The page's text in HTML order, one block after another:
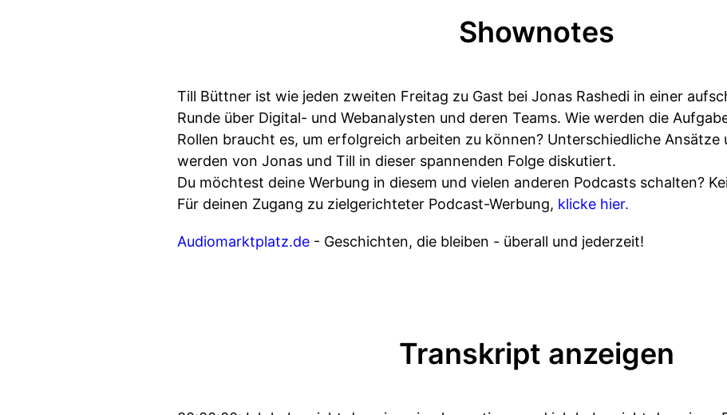
Shownotes
Till Büttner ist wie jeden zweiten Freitag zu Gast bei Jonas Rashedi in einer
Runde über Digital- und Webanalysten und deren Teams. Wie werden die
Rollen braucht es, um erfolgreich arbeiten zu können? Unterschiedliche Ansätze
werden von Jonas und Till in dieser spannenden Folge diskutiert.
Du möchtest deine Werbung in diesem und vielen anderen Podcasts schalten?
Für deinen Zugang zu zielgerichteter Podcast-Werbung, klicke hier.
Audiomarktplatz.de - Geschichten, die bleiben - überall und jederzeit!
Transkript anzeigen